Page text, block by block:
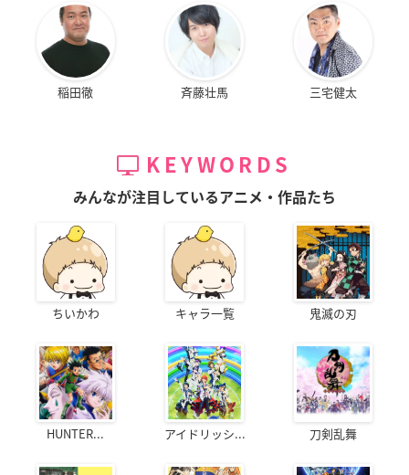
稲田徹 斉藤壮馬 三宅健太
KEYWORDS
みんなが注目しているアニメ・作品たち
ちいかわ キャラ一覧 鬼滅の刃
HUNTER... アイドリッシ... 刀剣乱舞